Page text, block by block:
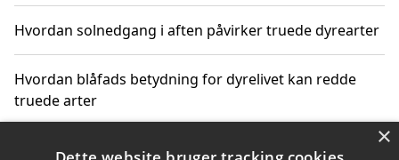
Hvordan solnedgang i aften påvirker truede dyrearter
Hvordan blåfads betydning for dyrelivet kan redde
truede arter
Hvordan kan gaver til unge voksne støtte bevarelsen
×